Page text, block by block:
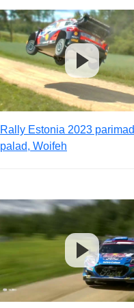
Rally Estonia 2023 parimad
palad, Woifeh